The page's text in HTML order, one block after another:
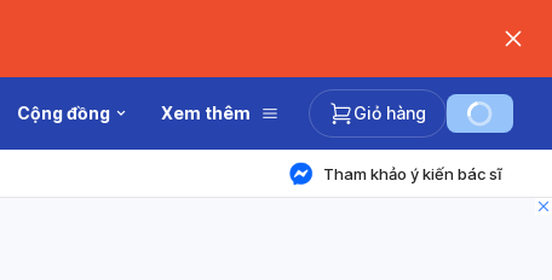
Cộng đồng Xem thêm Giỏ hàng
Tham khảo ý kiến bác sĩ